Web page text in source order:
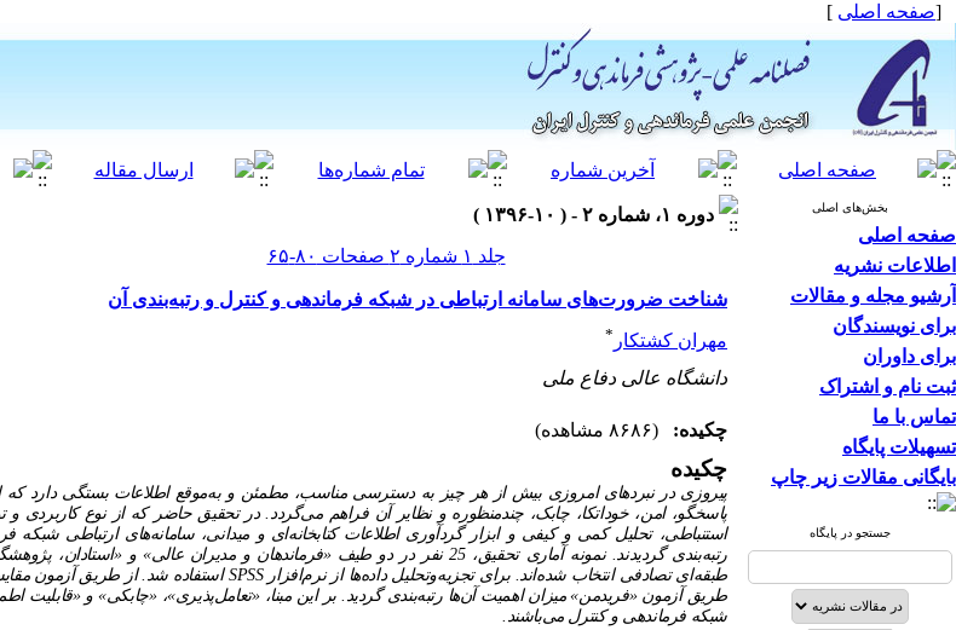
[صفحه اصلی ]
بخش‌های اصلی
صفحه اصلی
اطلاعات نشریه
آرشیو مجله و مقالات
برای نویسندگان
برای داوران
ثبت نام و اشتراک
تماس با ما
تسهیلات پایگاه
بایگانی مقالات زیر چاپ
جستجو در پایگاه
دوره ۱، شماره ۲ - ( ۱۰-۱۳۹۶ )
جلد ۱ شماره ۲ صفحات ۸۰-۶۵
شناخت ضرورت‌های سامانه‌ ارتباطی در شبکه فرماندهی و کنترل و رتبه‌بندی آن
مهران کشتکار *
دانشگاه عالی دفاع ملی
چکیده: (۸۶۸۶ مشاهده)
چکیده
پیروزی در نبردهای امروزی بیش از هر چیز به دسترسی مناسب، مطمئن و به‌موقع اطلاعات بستگی دارد که
پاسخگو، امن، خوداتکا، چابک، چندمنظوره و نظایر آن فراهم می‌گردد. در تحقیق حاضر که از نوع کاربردی
استنباطی، تحلیل کمی و کیفی و ابزار گردآوری اطلاعات کتابخانه‌ای و میدانی، سامانه‌های ارتباطی
رتبه‌بندی گردیدند. نمونه آماری تحقیق، 25 نفر در دو طیف «فرماندهان و مدیران
طبقه‌ای تصادفی انتخاب شده‌اند. برای تجزیه‌وتحلیل داده‌ها از نرم‌افزارSPSS استفاده شد. از طریق آزمون
طریق آزمون «فریدمن» میزان اهمیت آن‌ها رتبه‌بندی گردید. بر این مبنا، «تعامل‌پذیری»، «چابکی» و «قابلیت
شبکه فرماندهی و کنترل می‌باشند.